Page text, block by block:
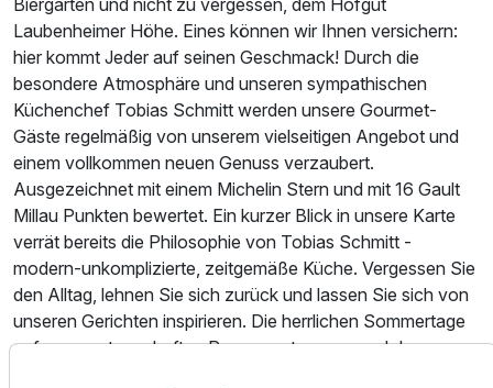
Laubenheimer Höhe. Eines können wir Ihnen versichern:
hier kommt Jeder auf seinen Geschmack! Durch die
besondere Atmosphäre und unseren sympathischen
Küchenchef Tobias Schmitt werden unsere Gourmet-
Gäste regelmäßig von unserem vielseitigen Angebot und
einem vollkommen neuen Genuss verzaubert.
Ausgezeichnet mit einem Michelin Stern und mit 16 Gault
Millau Punkten bewertet. Ein kurzer Blick in unsere Karte
verrät bereits die Philosophie von Tobias Schmitt -
modern-unkomplizierte, zeitgemäße Küche. Vergessen Sie
den Alltag, lehnen Sie sich zurück und lassen Sie sich von
unseren Gerichten inspirieren. Die herrlichen Sommertage
auf unserer traumhaften Panoramaterrasse und der